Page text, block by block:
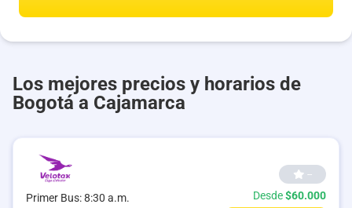
Los mejores precios y horarios de
Bogotá a Cajamarca
Primer Bus: 8:30 a.m.
--
Desde$60.000